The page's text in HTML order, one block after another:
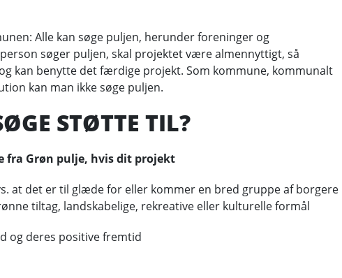
Alle kan søge puljen, herunder foreninger og
søger puljen, skal projektet være almennyttigt, så
kan benytte det færdige projekt. Som kommune, kommunalt
kan man ikke søge puljen.
STØTTE TIL?
fra Grøn pulje, hvis dit projekt
at det er til glæde for eller kommer en bred gruppe af borgere
tiltag, landskabelige, rekreative eller kulturelle formål
og deres positive fremtid